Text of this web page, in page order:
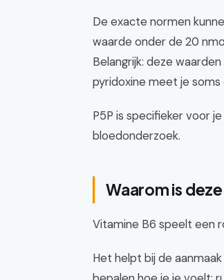
De exacte normen
waarde onder de 20
Belangrijk: deze
pyridoxine meet je
P5P is specifieker voor
bloedonderzoek.
Waarom is
Vitamine B6 speelt een
Het helpt bij de